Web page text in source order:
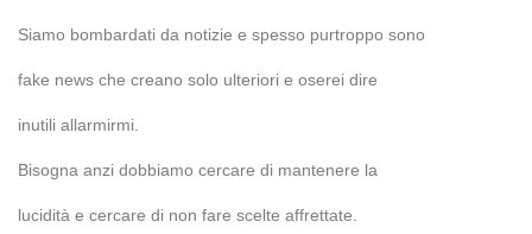
Siamo bombardati da notizie e spesso purtroppo sono
fake news che creano solo ulteriori e oserei dire
inutili allarmirmi.
Bisogna anzi dobbiamo cercare di mantenere la
lucidità e cercare di non fare scelte affrettate.